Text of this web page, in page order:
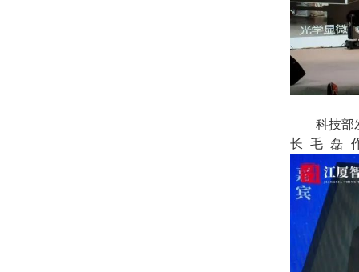
科技部
长毛磊